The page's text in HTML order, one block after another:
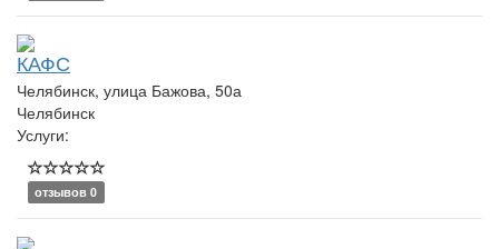
КАФС
Челябинск, улица Бажова, 50а
Челябинск
Услуги:
отзывов 0